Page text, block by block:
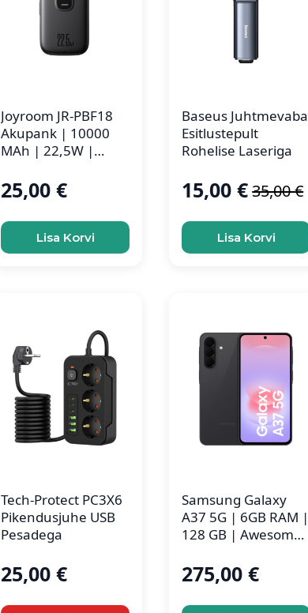
Joyroom JR-PBF18
Akupank | 10000
MAh | 22,5W |
25,00€
Lisa Korvi
Baseus Juhtmevaba
Esitlustepult
Rohelise Laseriga
35,00€
Algne
hind
oli:
15,00€
Current
price
is:
Lisa Korvi
Tech-Protect PC3X6
Pikendusjuhe USB
Pesadega
25,00€
Samsung Galaxy
A37 5G | 6GB RAM |
128 GB | Awesome
275,00€